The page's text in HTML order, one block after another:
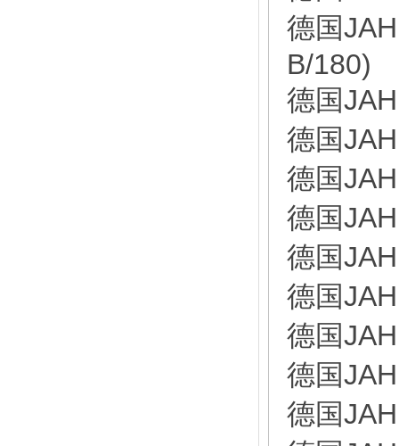
德国
B/180)
德国
德国
德国
德国
德国
德国
德国
德国
德国